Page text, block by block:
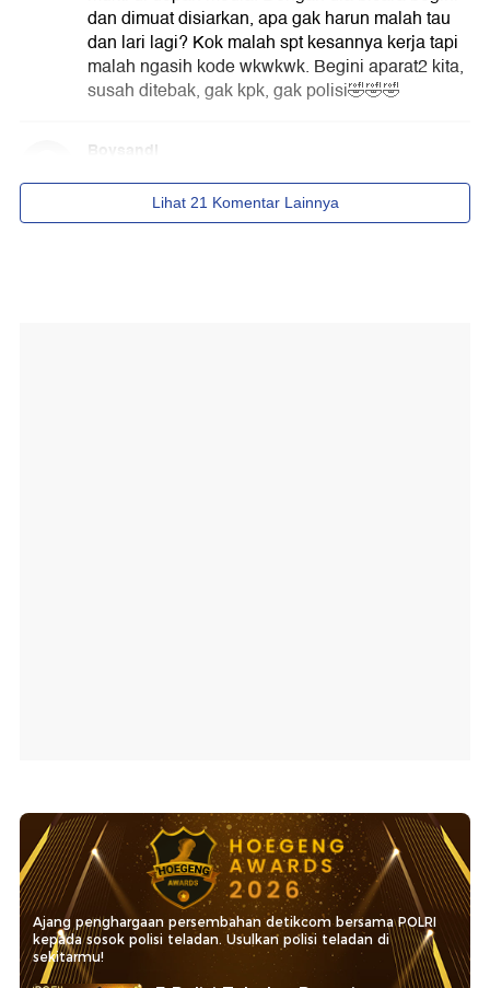
Ajang penghargaan persembahan detikcom bersama POLRI
kepada sosok polisi teladan. Usulkan polisi teladan di
sekitarmu!